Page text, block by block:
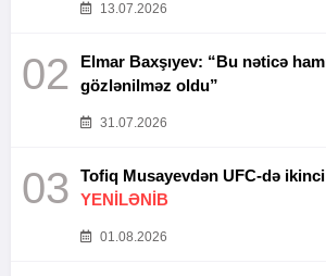
13.07.2026
02
Elmar Baxşıyev: “Bu nəticə
gözlənilməz oldu”
31.07.2026
03
YENİLƏNİB
01.08.2026